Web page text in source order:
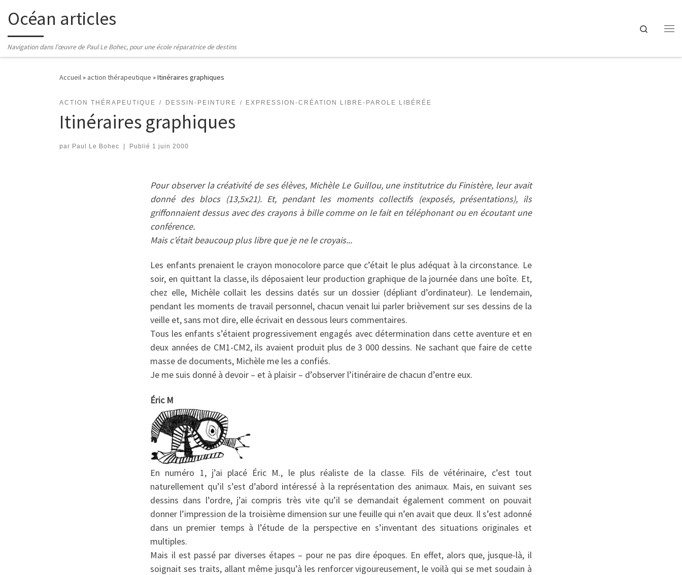
Passer au contenu
Océan articles
Navigation dans l'œuvre de Paul Le Bohec, pour une école réparatrice de destins
Search
Accueil» action thérapeutique »Itinéraires graphiques
ACTION THÉRAPEUTIQUE DESSIN-PEINTURE EXPRESSION-CRÉATION LIBRE-PAROLE LIBÉRÉE
Itinéraires graphiques
par Paul Le Bohec Publié 1 juin 2000
Pour observer la créativité de ses élèves, Michèle Le Guillou, une institutrice du Finistère, leur avait
donné des blocs (13,5x21). Et, pendant les moments collectifs (exposés, présentations), ils
griffonnaient dessus avec des crayons à bille comme on le fait en téléphonant ou en écoutant une
conférence.
Mais c’était beaucoup plus libre que je ne le croyais...
Les enfants prenaient le crayon monocolore parce que c’était le plus adéquat à la circonstance. Le
soir, en quittant la classe, ils déposaient leur production graphique de la journée dans une boîte. Et,
chez elle, Michèle collait les dessins datés sur un dossier (dépliant d’ordinateur). Le lendemain,
pendant les moments de travail personnel, chacun venait lui parler brièvement sur ses dessins de la
veille et, sans mot dire, elle écrivait en dessous leurs commentaires.
Tous les enfants s’étaient progressivement engagés avec détermination dans cette aventure et en
deux années de CM1-CM2, ils avaient produit plus de 3 000 dessins. Ne sachant que faire de cette
masse de documents, Michèle me les a confiés.
Je me suis donné à devoir – et à plaisir – d’observer l’itinéraire de chacun d’entre eux.
Éric M
En numéro 1, j’ai placé Éric M., le plus réaliste de la classe. Fils de vétérinaire, c’est tout
naturellement qu’il s’est d’abord intéressé à la représentation des animaux. Mais, en suivant ses
dessins dans l’ordre, j’ai compris très vite qu’il se demandait également comment on pouvait
donner l’impression de la troisième dimension sur une feuille qui n’en avait que deux. Il s’est adonné
dans un premier temps à l’étude de la perspective en s’inventant des situations originales et
multiples.
Mais il est passé par diverses étapes – pour ne pas dire époques. En effet, alors que, jusque-là, il
soignait ses traits, allant même jusqu’à les renforcer vigoureusement, le voilà qui se met soudain à